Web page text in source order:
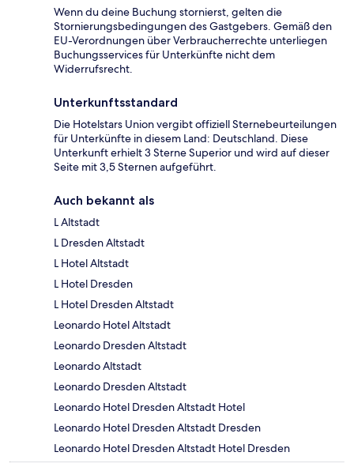
Wenn du deine Buchung stornierst, gelten die
Stornierungsbedingungen des Gastgebers. Gemäß den
EU-Verordnungen über Verbraucherrechte unterliegen
Buchungsservices für Unterkünfte nicht dem
Widerrufsrecht.
Unterkunftsstandard
Die Hotelstars Union vergibt offiziell Sternebeurteilungen
für Unterkünfte in diesem Land: Deutschland. Diese
Unterkunft erhielt 3 Sterne Superior und wird auf dieser
Seite mit 3,5 Sternen aufgeführt.
Auch bekannt als
L Altstadt
L Dresden Altstadt
L Hotel Altstadt
L Hotel Dresden
L Hotel Dresden Altstadt
Leonardo Hotel Altstadt
Leonardo Dresden Altstadt
Leonardo Altstadt
Leonardo Dresden Altstadt
Leonardo Hotel Dresden Altstadt Hotel
Leonardo Hotel Dresden Altstadt Dresden
Leonardo Hotel Dresden Altstadt Hotel Dresden